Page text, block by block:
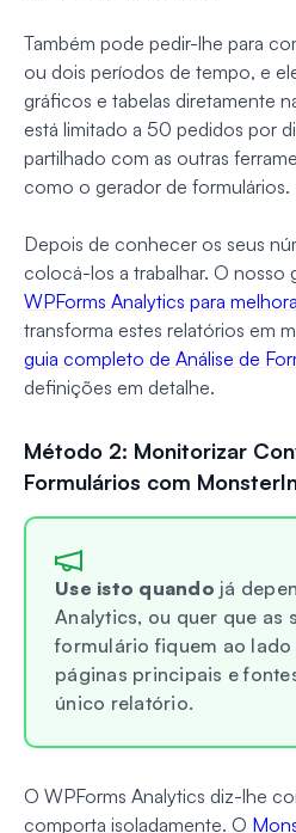
Também pode pedir-lhe para
ou dois períodos de tempo, e
gráficos e tabelas diretamente
está limitado a 50 pedidos por
partilhado com as outras
como o gerador de formulários.
Depois de conhecer os seus
colocá-los a trabalhar. O nosso
WPForms Analytics para
transforma estes relatórios em
guia completo de Análise de
definições em detalhe.
Método 2: Monitorizar
Formulários com
Use isto quando já
Analytics, ou quer que as
formulário fiquem ao
páginas principais e
único relatório.
O WPForms Analytics diz-lhe
comporta isoladamente. O